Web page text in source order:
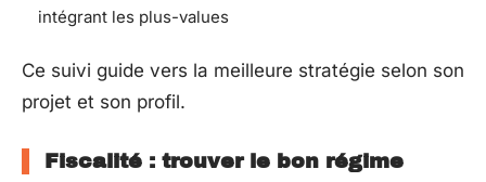
intégrant les plus-values
Ce suivi guide vers la meilleure stratégie selon son
projet et son profil.
Fiscalité : trouver le bon régime